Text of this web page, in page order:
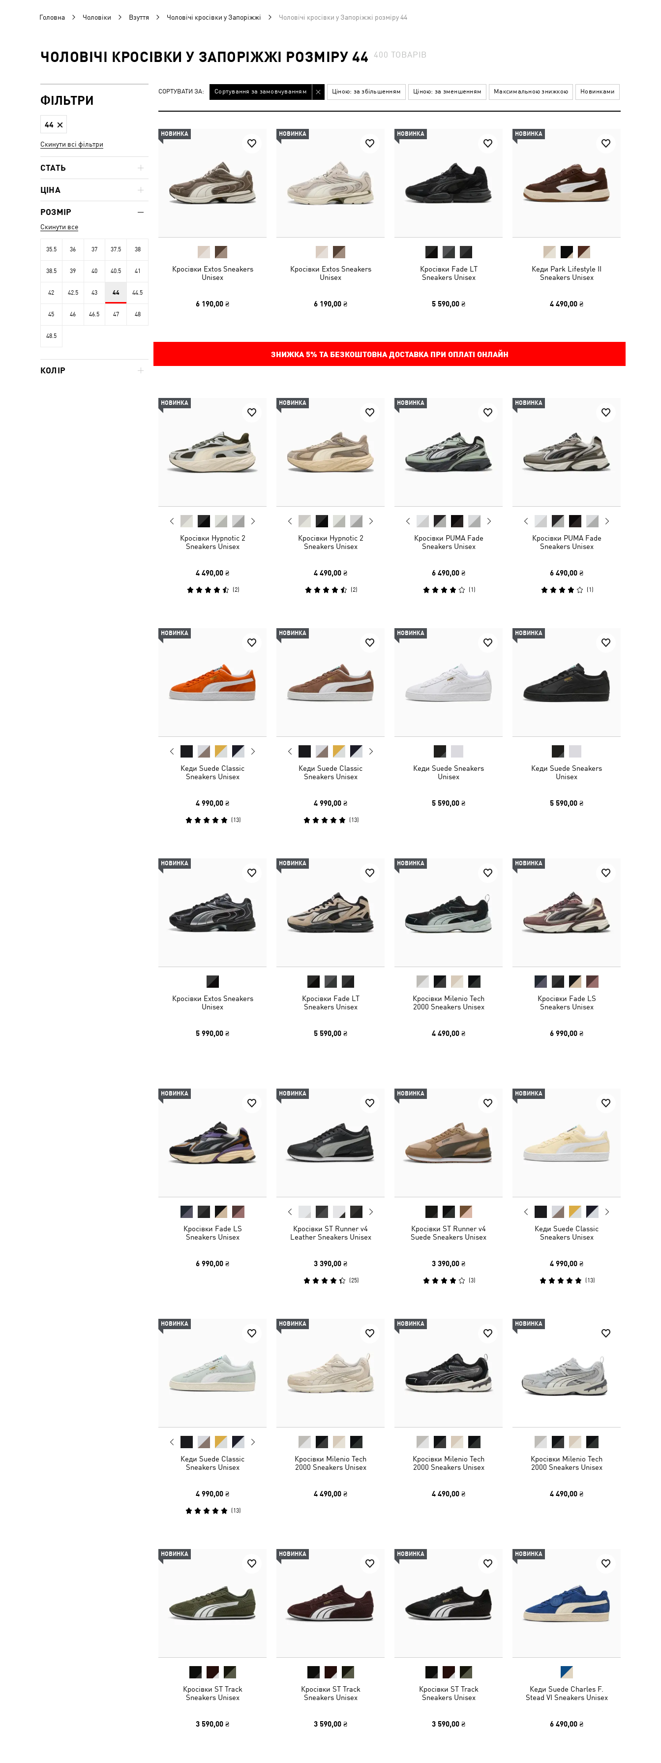
Головна Чоловіки Взуття Чоловічі кросівки у Запоріжжі Чоловічі кросівки у Запоріжжі розміру 44
ЧОЛОВІЧІ КРОСІВКИ У ЗАПОРІЖЖІ РОЗМІРУ 44 400 ТОВАРІВ
СОРТУВАТИ ЗА: Сортування за замовчуванням Ціною: за збільшенням Ціною: за зменшенням Максимальною знижкою Новинками
НОВИНКА
Кросівки Extos Sneakers
Unisex
6 190,00 ₴
НОВИНКА
Кросівки Extos Sneakers
Unisex
6 190,00 ₴
НОВИНКА
Кросівки Fade LT
Sneakers Unisex
5 590,00 ₴
НОВИНКА
Кеди Park Lifestyle II
Sneakers Unisex
4 490,00 ₴
ЗНИЖКА 5% ТА БЕЗКОШТОВНА ДОСТАВКА ПРИ ОПЛАТІ ОНЛАЙН
НОВИНКА
Кросівки Hypnotic 2
Sneakers Unisex
4 490,00 ₴
(2)
НОВИНКА
Кросівки Hypnotic 2
Sneakers Unisex
4 490,00 ₴
(2)
НОВИНКА
Кросівки PUMA Fade
Sneakers Unisex
6 490,00 ₴
(1 )
НОВИНКА
Кросівки PUMA Fade
Sneakers Unisex
6 490,00 ₴
(1 )
НОВИНКА
Кеди Suede Classic
Sneakers Unisex
4 990,00 ₴
(13)
НОВИНКА
Кеди Suede Classic
Sneakers Unisex
4 990,00 ₴
(13)
НОВИНКА
Кеди Suede Sneakers
Unisex
5 590,00 ₴
НОВИНКА
Кеди Suede Sneakers
Unisex
5 590,00 ₴
НОВИНКА
Кросівки Extos Sneakers
Unisex
5 990,00 ₴
НОВИНКА
Кросівки Fade LT
Sneakers Unisex
5 590,00 ₴
НОВИНКА
Кросівки Milenio Tech
2000 Sneakers Unisex
4 490,00 ₴
НОВИНКА
Кросівки Fade LS
Sneakers Unisex
6 990,00 ₴
НОВИНКА
Кросівки Fade LS
Sneakers Unisex
6 990,00 ₴
НОВИНКА
Кросівки ST Runner v4
Leather Sneakers Unisex
3 390,00 ₴
(25)
НОВИНКА
Кросівки ST Runner v4
Suede Sneakers Unisex
3 390,00 ₴
(3)
НОВИНКА
Кеди Suede Classic
Sneakers Unisex
4 990,00 ₴
(13)
НОВИНКА
Кеди Suede Classic
Sneakers Unisex
4 990,00 ₴
(13)
НОВИНКА
Кросівки Milenio Tech
2000 Sneakers Unisex
4 490,00 ₴
НОВИНКА
Кросівки Milenio Tech
2000 Sneakers Unisex
4 490,00 ₴
НОВИНКА
Кросівки Milenio Tech
2000 Sneakers Unisex
4 490,00 ₴
НОВИНКА
Кросівки ST Track
Sneakers Unisex
3 590,00 ₴
НОВИНКА
Кросівки ST Track
Sneakers Unisex
3 590,00 ₴
НОВИНКА
Кросівки ST Track
Sneakers Unisex
3 590,00 ₴
НОВИНКА
Кеди Suede Charles F.
Stead VI Sneakers Unisex
6 490,00 ₴
ФІЛЬТРИ
44
Скинути всі фільтри
СТАТЬ
ЦІНА
РОЗМІР
Скинути все
35.5 36 37 37.5 38
38.5 39 40 40.5 41
42 42.5 43 44 44.5
45 46 46.5 47 48
48.5
КОЛІР